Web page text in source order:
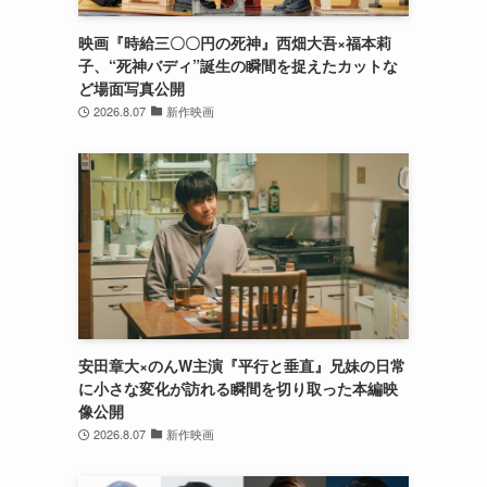
映画『時給三〇〇円の死神』西畑大吾×福本莉
子、“死神バディ”誕生の瞬間を捉えたカットな
ど場面写真公開
2026.8.07 新作映画
安田章大×のんW主演『平行と垂直』兄妹の日常
に小さな変化が訪れる瞬間を切り取った本編映
像公開
2026.8.07 新作映画